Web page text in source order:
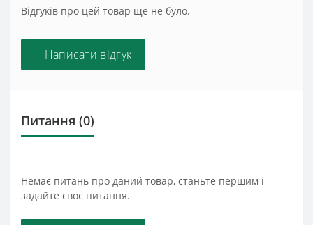
Відгуків про цей товар ще не було.
+ Написати відгук
Питання (0)
Немає питань про даний товар, станьте першим і
задайте своє питання.